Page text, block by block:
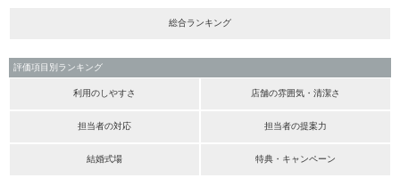
総合ランキング
評価項目別ランキング
利用のしやすさ 店舗の雰囲気・清潔さ
担当者の対応 担当者の提案力
結婚式場 特典・キャンペーン